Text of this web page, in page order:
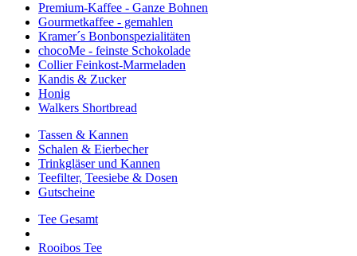
Premium-Kaffee - Ganze Bohnen
Gourmetkaffee - gemahlen
Kramer´s Bonbonspezialitäten
chocoMe - feinste Schokolade
Collier Feinkost-Marmeladen
Kandis & Zucker
Honig
Walkers Shortbread
Tassen & Kannen
Schalen & Eierbecher
Trinkgläser und Kannen
Teefilter, Teesiebe & Dosen
Gutscheine
Tee Gesamt
Rooibos Tee